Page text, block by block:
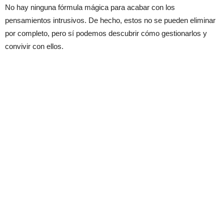
No hay ninguna fórmula mágica para acabar con los
pensamientos intrusivos. De hecho, estos no se pueden eliminar
por completo, pero sí podemos descubrir cómo gestionarlos y
convivir con ellos.